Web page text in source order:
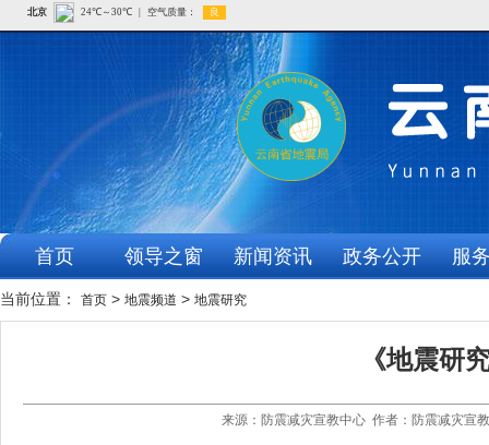
首页 领导之窗 新闻资讯 政务公开 服
当前位置： 首页 > 地震频道 > 地震研究
《地震研
来源：防震减灾宣教中心 作者：防震减灾宣